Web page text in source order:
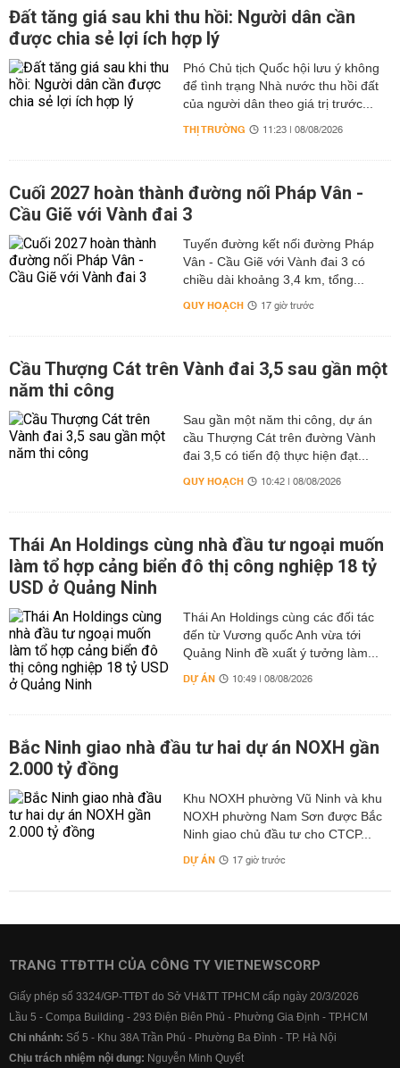
Đất tăng giá sau khi thu hồi: Người dân cần
được chia sẻ lợi ích hợp lý
Phó Chủ tịch Quốc hội lưu ý không
để tình trạng Nhà nước thu hồi đất
của người dân theo giá trị trước...
THỊ TRƯỜNG 11:23 | 08/08/2026
Cuối 2027 hoàn thành đường nối Pháp Vân -
Cầu Giẽ với Vành đai 3
Tuyến đường kết nối đường Pháp
Vân - Cầu Giẽ với Vành đai 3 có
chiều dài khoảng 3,4 km, tổng...
QUY HOẠCH 17 giờ trước
Cầu Thượng Cát trên Vành đai 3,5 sau gần một
năm thi công
Sau gần một năm thi công, dự án
cầu Thượng Cát trên đường Vành
đai 3,5 có tiến độ thực hiện đạt...
QUY HOẠCH 10:42 | 08/08/2026
Thái An Holdings cùng nhà đầu tư ngoại muốn
làm tổ hợp cảng biển đô thị công nghiệp 18 tỷ
USD ở Quảng Ninh
Thái An Holdings cùng các đối tác
đến từ Vương quốc Anh vừa tới
Quảng Ninh đề xuất ý tưởng làm...
DỰ ÁN 10:49 | 08/08/2026
Bắc Ninh giao nhà đầu tư hai dự án NOXH gần
2.000 tỷ đồng
Khu NOXH phường Vũ Ninh và khu
NOXH phường Nam Sơn được Bắc
Ninh giao chủ đầu tư cho CTCP...
DỰ ÁN 17 giờ trước
TRANG TTĐTTH CỦA CÔNG TY VIETNEWSCORP
Giấy phép số 3324/GP-TTĐT do Sở VH&TT TPHCM cấp ngày 20/3/2026
Lầu 5 - Compa Building - 293 Điện Biên Phủ - Phường Gia Định - TP.HCM
Chi nhánh: Số 5 - Khu 38A Trần Phú - Phường Ba Đình - TP. Hà Nội
Chịu trách nhiệm nội dung: Nguyễn Minh Quyết